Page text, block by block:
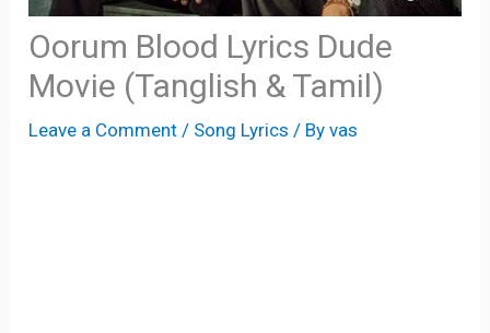
Oorum Blood Lyrics Dude
Movie (Tanglish & Tamil)
Leave a Comment / Song Lyrics / Byvas